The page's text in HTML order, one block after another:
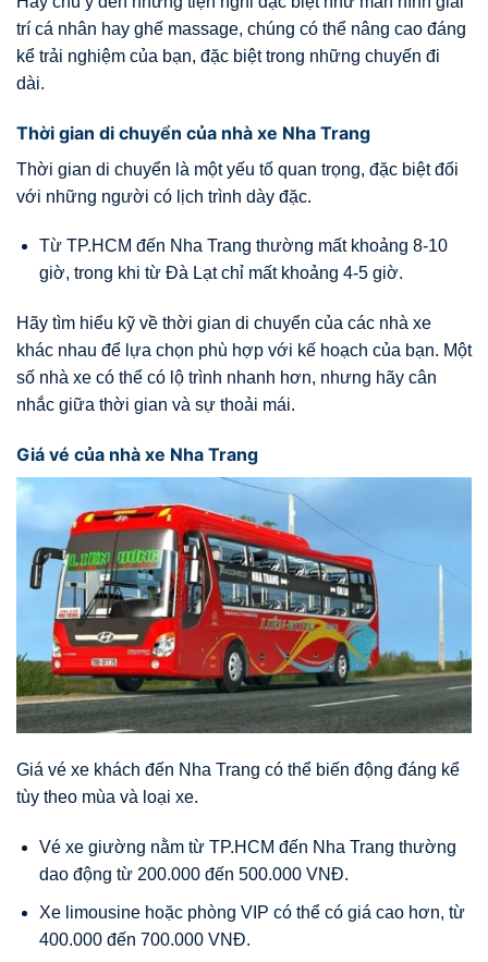
trí cá nhân hay ghế massage, chúng có thể nâng cao đáng
kể trải nghiệm của bạn, đặc biệt trong những chuyến đi
dài.
Thời gian di chuyển của nhà xe Nha Trang
Thời gian di chuyển là một yếu tố quan trọng, đặc biệt đối
với những người có lịch trình dày đặc.
Từ TP.HCM đến Nha Trang thường mất khoảng 8-10
giờ, trong khi từ Đà Lạt chỉ mất khoảng 4-5 giờ.
Hãy tìm hiểu kỹ về thời gian di chuyển của các nhà xe
khác nhau để lựa chọn phù hợp với kế hoạch của bạn. Một
số nhà xe có thể có lộ trình nhanh hơn, nhưng hãy cân
nhắc giữa thời gian và sự thoải mái.
Giá vé của nhà xe Nha Trang
Giá vé xe khách đến Nha Trang có thể biến động đáng kể
tùy theo mùa và loại xe.
Vé xe giường nằm từ TP.HCM đến Nha Trang thường
dao động từ 200.000 đến 500.000 VNĐ.
Xe limousine hoặc phòng VIP có thể có giá cao hơn, từ
400.000 đến 700.000 VNĐ.